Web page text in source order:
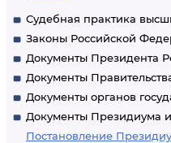
Судебная практика
Законы Российской
Документы Президента
Документы
Документы органов
Документы Президиума
Постановление